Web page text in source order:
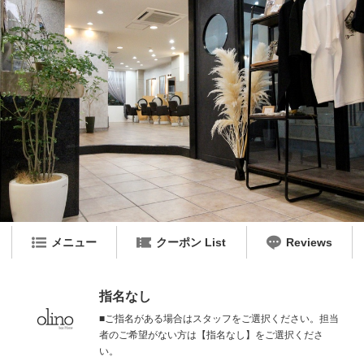
メニュー クーポン List Reviews
指名なし
■ご指名がある場合はスタッフをご選択ください。担当
者のご希望がない方は【指名なし】をご選択くださ
い。